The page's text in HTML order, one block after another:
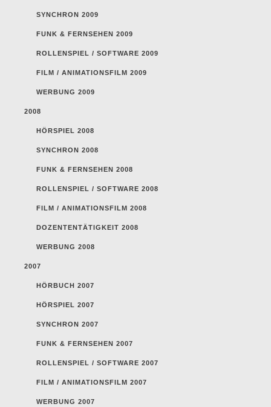
SYNCHRON 2009
FUNK & FERNSEHEN 2009
ROLLENSPIEL / SOFTWARE 2009
FILM / ANIMATIONSFILM 2009
WERBUNG 2009
2008
HÖRSPIEL 2008
SYNCHRON 2008
FUNK & FERNSEHEN 2008
ROLLENSPIEL / SOFTWARE 2008
FILM / ANIMATIONSFILM 2008
DOZENTENTÄTIGKEIT 2008
WERBUNG 2008
2007
HÖRBUCH 2007
HÖRSPIEL 2007
SYNCHRON 2007
FUNK & FERNSEHEN 2007
ROLLENSPIEL / SOFTWARE 2007
FILM / ANIMATIONSFILM 2007
WERBUNG 2007